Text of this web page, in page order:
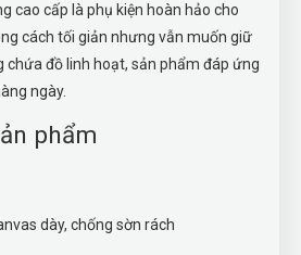
cao cấp là phụ kiện hoàn hảo cho
cách tối giản nhưng vẫn muốn giữ
chứa đồ linh hoạt, sản phẩm đáp ứng
ngày.
phẩm
dày, chống sờn rách